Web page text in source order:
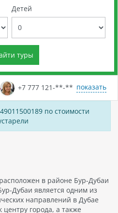
Детей
туры
+7 777 121-**-** показать
по стоимости
в районе Бур-Дубаи
Дубаи является одним из
направлений в Дубае
центру города, а также